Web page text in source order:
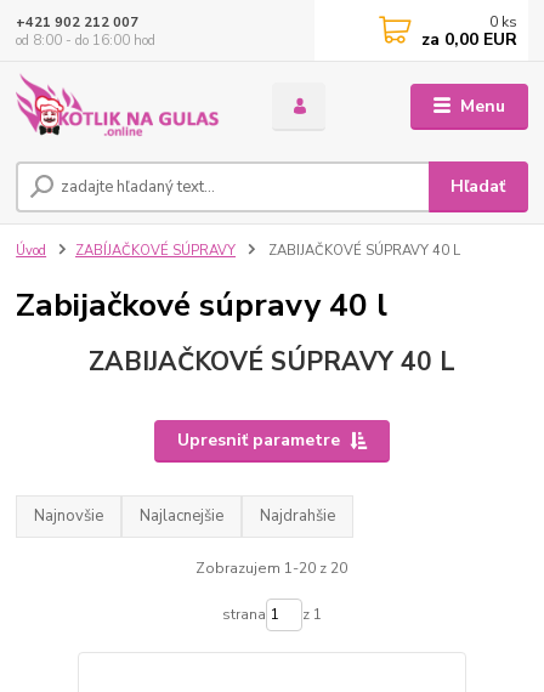
Menu
Hľadať
+421 902 212 007
od 8:00 - do 16:00 hod
0 ks
za 0,00 EUR
Úvod ZABÍJAČKOVÉ SÚPRAVY ZABIJAČKOVÉ SÚPRAVY 40 L
Zabijačkové súpravy 40 l
ZABIJAČKOVÉ SÚPRAVY 40 L
Upresniť parametre
Najnovšie Najlacnejšie Najdrahšie
Zobrazujem 1-20 z 20
strana z 1